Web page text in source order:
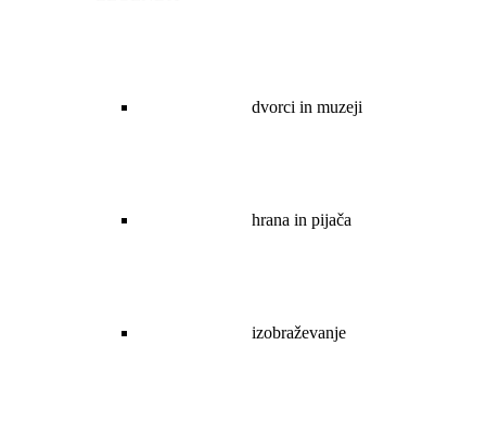
dvorci in muzeji
hrana in pijača
izobraževanje